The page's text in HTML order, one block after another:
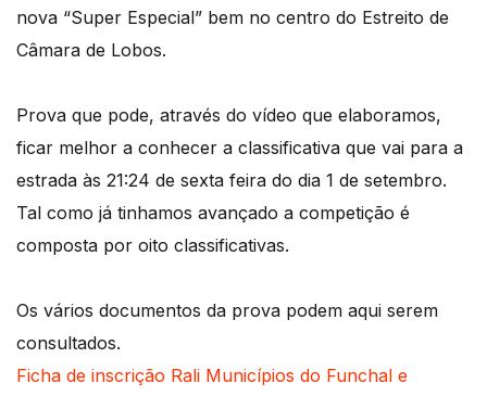
nova “Super Especial” bem no centro do Estreito de
Câmara de Lobos.
Prova que pode, através do vídeo que elaboramos,
ficar melhor a conhecer a classificativa que vai para a
estrada às 21:24 de sexta feira do dia 1 de setembro.
Tal como já tinhamos avançado a competição é
composta por oito classificativas.
Os vários documentos da prova podem aqui serem
consultados.
Ficha de inscrição Rali Municípios do Funchal e